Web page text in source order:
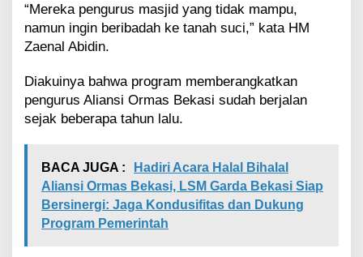
“Mereka pengurus masjid yang tidak mampu,
namun ingin beribadah ke tanah suci,” kata HM
Zaenal Abidin.
Diakuinya bahwa program memberangkatkan
pengurus Aliansi Ormas Bekasi sudah berjalan
sejak beberapa tahun lalu.
BACA JUGA :
Hadiri Acara Halal Bihalal
Aliansi Ormas Bekasi, LSM Garda Bekasi Siap
Bersinergi: Jaga Kondusifitas dan Dukung
Program Pemerintah